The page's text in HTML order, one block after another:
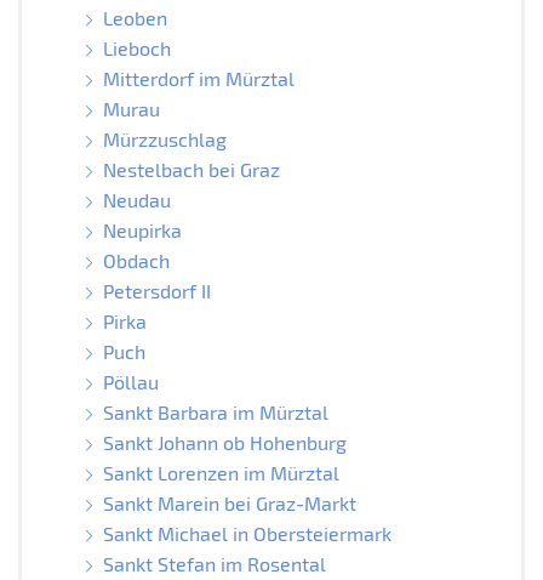
Leoben
Lieboch
Mitterdorf im Mürztal
Murau
Mürzzuschlag
Nestelbach bei Graz
Neudau
Neupirka
Obdach
Petersdorf II
Pirka
Puch
Pöllau
Sankt Barbara im Mürztal
Sankt Johann ob Hohenburg
Sankt Lorenzen im Mürztal
Sankt Marein bei Graz-Markt
Sankt Michael in Obersteiermark
Sankt Stefan im Rosental